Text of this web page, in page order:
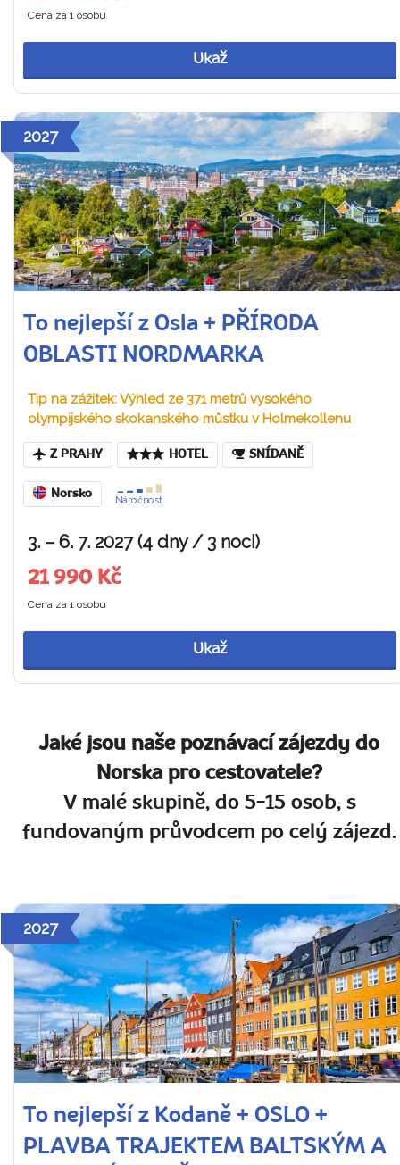
Cena za 1 osobu
Ukaž
2027
To nejlepší z Osla + PŘÍRODA
OBLASTI NORDMARKA
Tip na zážitek: Výhled ze 371 metrů vysokého
olympijského skokanského můstku v Holmekollenu
Z PRAHY HOTEL SNÍDANĚ
Norsko
Náročnost
3. – 6. 7. 2027 (4 dny / 3 noci)
21 990 Kč
Cena za 1 osobu
Ukaž
Jaké jsou naše poznávací zájezdy do
Norska pro cestovatele?
V malé skupině, do 5-15 osob, s
fundovaným průvodcem po celý zájezd.
2027
To nejlepší z Kodaně + OSLO +
PLAVBA TRAJEKTEM BALTSKÝM A